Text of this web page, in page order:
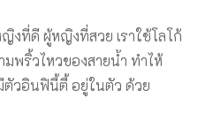
งที่ดี ผู้หญิงที่สวย เราใช้โลโก้
พริ้วไหวของสายน้ำ ทำไห้
ตัวอินฟินี้ตี้ อยู่ในตัว ด้วย